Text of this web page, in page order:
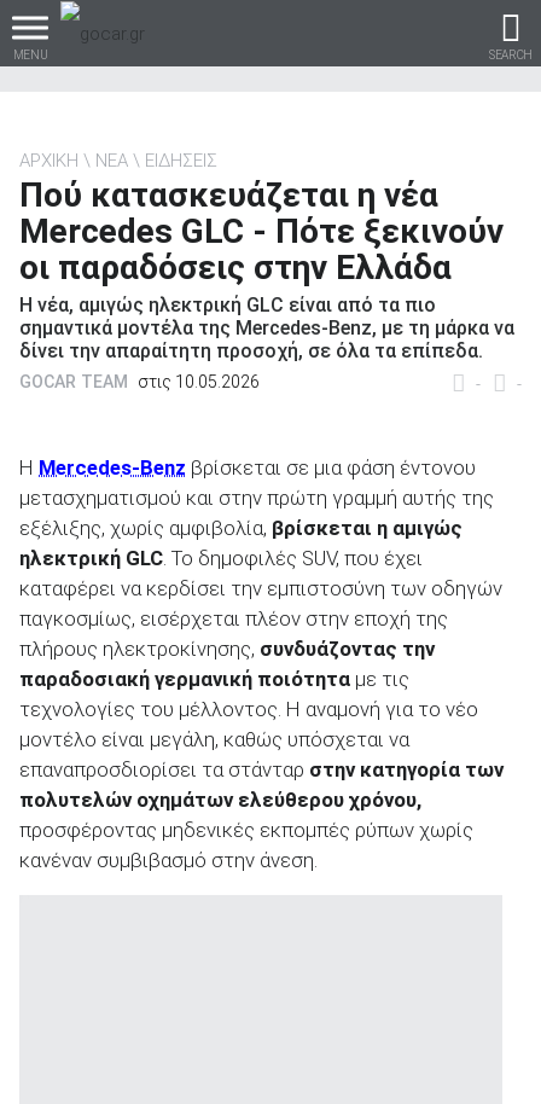
MENU SEARCH
Βρες τα πάντα για το
αυτοκίνητο!
βρες το!
Καινούρια
ΑΝΑΖΗΤΗΣΗ
Μεταχειρισμένα
ΑΡΧΙΚΗ ΝΕΑ ΕΙΔΗΣΕΙΣ
Πού κατασκευάζεται η νέα
Mercedes GLC - Πότε ξεκινούν
οι παραδόσεις στην Ελλάδα
Η νέα, αμιγώς ηλεκτρική GLC είναι από τα πιο
σημαντικά μοντέλα της Mercedes-Benz, με τη μάρκα να
δίνει την απαραίτητη προσοχή, σε όλα τα επίπεδα.
- -
GOCAR TEAM στις 10.05.2026
Η Mercedes-Benz βρίσκεται σε μια φάση έντονου
μετασχηματισμού και στην πρώτη γραμμή αυτής της
εξέλιξης, χωρίς αμφιβολία, βρίσκεται η αμιγώς
ηλεκτρική GLC . Το δημοφιλές SUV, που έχει
καταφέρει να κερδίσει την εμπιστοσύνη των οδηγών
παγκοσμίως, εισέρχεται πλέον στην εποχή της
πλήρους ηλεκτροκίνησης, συνδυάζοντας την
παραδοσιακή γερμανική ποιότητα με τις
τεχνολογίες του μέλλοντος. Η αναμονή για το νέο
μοντέλο είναι μεγάλη, καθώς υπόσχεται να
επαναπροσδιορίσει τα στάνταρ στην κατηγορία των
πολυτελών οχημάτων ελεύθερου χρόνου,
προσφέροντας μηδενικές εκπομπές ρύπων χωρίς
κανέναν συμβιβασμό στην άνεση.